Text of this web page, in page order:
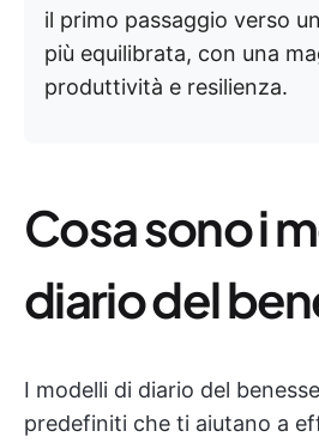
il primo passaggio verso
più equilibrata, con una
produttività e resilienza.
Cosa sono i
diario del
I modelli di diario del
predefiniti che ti aiutano a